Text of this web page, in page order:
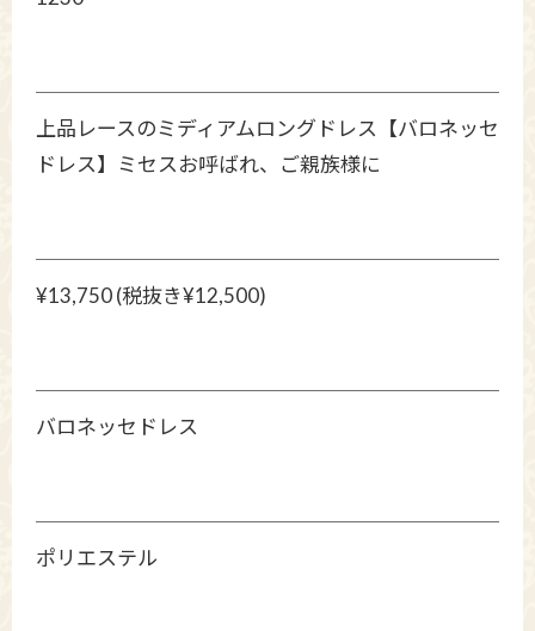
上品レースのミディアムロングドレス【バロネッセ
ドレス】ミセスお呼ばれ、ご親族様に
¥13,750 (税抜き¥12,500)
バロネッセドレス
ポリエステル